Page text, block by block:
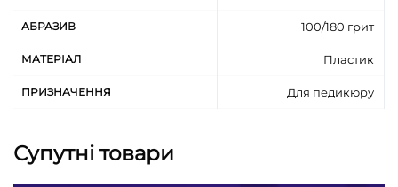
АБРАЗИВ 100/180 грит
МАТЕРІАЛ Пластик
ПРИЗНАЧЕННЯ Для педикюру
Супутні товари